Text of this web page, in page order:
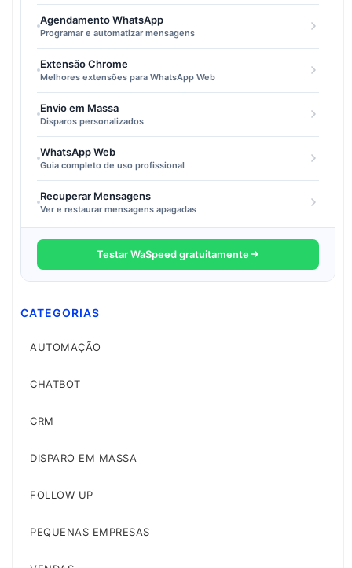
Agendamento WhatsApp
Programar e automatizar mensagens
Extensão Chrome
Melhores extensões para WhatsApp Web
Envio em Massa
Disparos personalizados
WhatsApp Web
Guia completo de uso profissional
Recuperar Mensagens
Ver e restaurar mensagens apagadas
Testar WaSpeed gratuitamente
CATEGORIAS
AUTOMAÇÃO
CHATBOT
CRM
DISPARO EM MASSA
FOLLOW UP
PEQUENAS EMPRESAS